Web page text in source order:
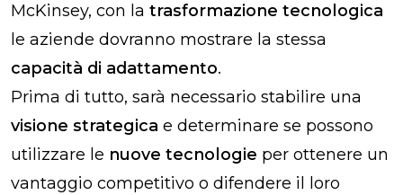
McKinsey, con la trasformazione tecnologica
le aziende dovranno mostrare la stessa
capacità di adattamento.
Prima di tutto, sarà necessario stabilire una
visione strategica e determinare se possono
utilizzare le nuove tecnologie per ottenere un
vantaggio competitivo o difendere il loro